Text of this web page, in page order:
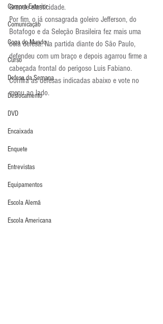
Compra Exterior
Comunicação
Copa do Mundo
Curso
Defesa da Semana
Deslocamento
DVD
Encaixada
Enquete
Entrevistas
Equipamentos
Escola Alemã
Escola Americana
Grande elasticidade.
Por fim, o já consagrada goleiro Jefferson, do
Botafogo e da Seleção Brasileira fez mais uma
bela defesa. Na partida diante do São Paulo,
defendeu com um braço e depois agarrou firme a
cabeçada frontal do perigoso Luis Fabiano.
Confira as defesas indicadas abaixo e vote no
menu ao lado.